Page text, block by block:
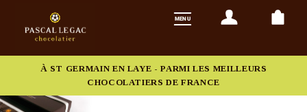
À ST GERMAIN EN LAYE - PARMI LES MEILLEURS
CHOCOLATIERS DE FRANCE